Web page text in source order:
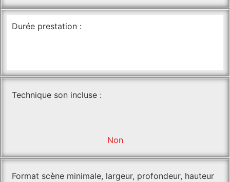
Durée prestation :
Technique son incluse :
Non
Format scène minimale, largeur, profondeur, hauteur